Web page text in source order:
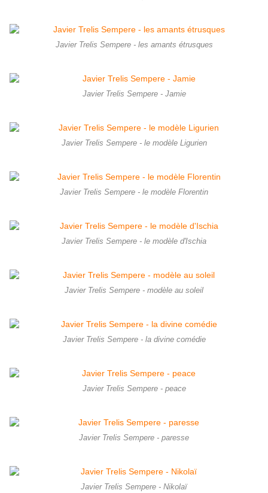
Javier Trelis Sempere - les amants étrusques
Javier Trelis Sempere - Jamie
Javier Trelis Sempere - le modèle Ligurien
Javier Trelis Sempere - le modèle Florentin
Javier Trelis Sempere - le modèle d'Ischia
Javier Trelis Sempere - modèle au soleil
Javier Trelis Sempere - la divine comédie
Javier Trelis Sempere - peace
Javier Trelis Sempere - paresse
Javier Trelis Sempere - Nikolaï